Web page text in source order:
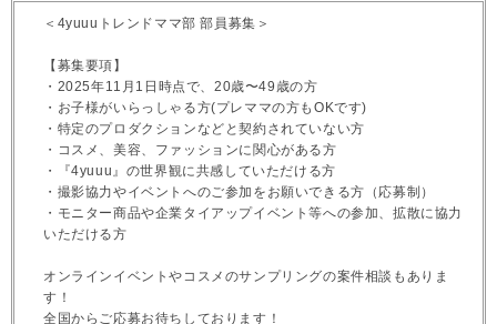
＜4yuuuトレンドママ部 部員募集＞
【募集要項】
・2025年11月1日時点で、20歳〜49歳の方
・お子様がいらっしゃる方(プレママの方もOKです)
・特定のプロダクションなどと契約されていない方
・コスメ、美容、ファッションに関心がある方
・『4yuuu』の世界観に共感していただける方
・撮影協力やイベントへのご参加をお願いできる方（応募制）
・モニター商品や企業タイアップイベント等への参加、拡散に協力
いただける方
オンラインイベントやコスメのサンプリングの案件相談もありま
す！
全国からご応募お待ちしております！